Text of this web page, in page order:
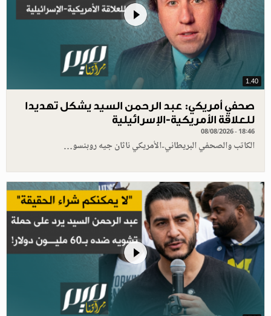
1.40
صحفي أمريكي: عبد الرحمن السيد يشكل تهديدا
للعلاقة الأمريكية-الإسرائيلية
08/08/2026 - 18:46
الكاتب والصحفي البريطاني-الأمريكي ناثان جيه روبنسو…